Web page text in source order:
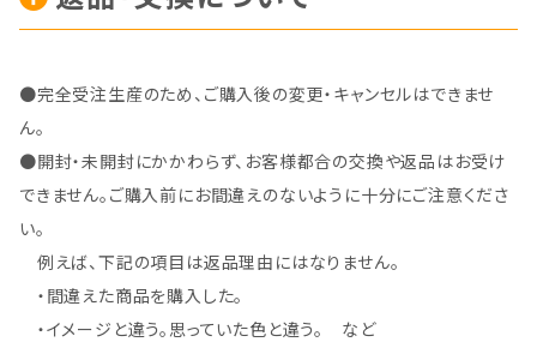
●完全受注生産のため、ご購入後の変更・キャンセルはできませ
ん。
●開封・未開封にかかわらず、お客様都合の交換や返品はお受け
できません。ご購入前にお間違えのないように十分にご注意くださ
い。
例えば、下記の項目は返品理由にはなりません。
・間違えた商品を購入した。
・イメージと違う。思っていた色と違う。 など